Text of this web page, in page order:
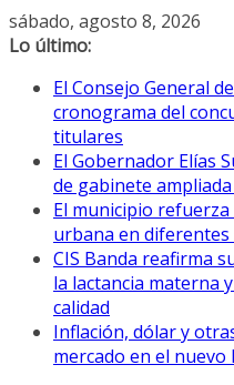
Saltar
al
sábado, agosto 8, 2026
Lo último:
El Consejo General
cronograma del
titulares
El Gobernador Elías
de gabinete
El municipio
urbana en diferentes
CIS Banda reafirma
la lactancia materna
calidad
Inflación, dólar y
mercado en el nuevo